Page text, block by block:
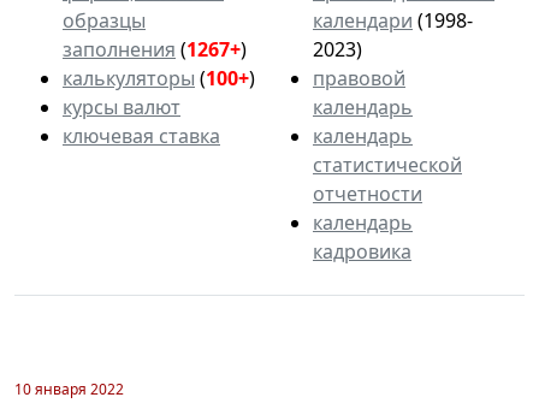
образцы
заполнения (1267+)
калькуляторы (100+)
курсы валют
ключевая ставка
календари (1998-
2023)
правовой
календарь
календарь
статистической
отчетности
календарь
кадровика
10 января 2022